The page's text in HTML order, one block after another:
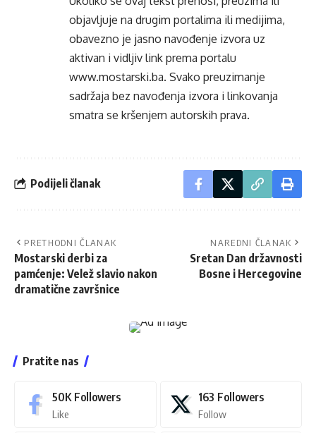
objavljuje na drugim portalima ili medijima,
obavezno je jasno navođenje izvora uz
aktivan i vidljiv link prema portalu
www.mostarski.ba. Svako preuzimanje
sadržaja bez navođenja izvora i linkovanja
smatra se kršenjem autorskih prava.
Podijeli članak
PRETHODNI ČLANAK
Mostarski derbi za
pamćenje: Velež slavio nakon
dramatične završnice
NAREDNI ČLANAK
Sretan Dan državnosti
Bosne i Hercegovine
Pratite nas
50K Followers
Like
163 Followers
Follow